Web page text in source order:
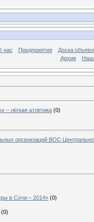
нас Предприятия
Доска
Архив
– лёгкая атлетика (0)
организаций ВОС
в Сочи – 2014» (0)
(0)